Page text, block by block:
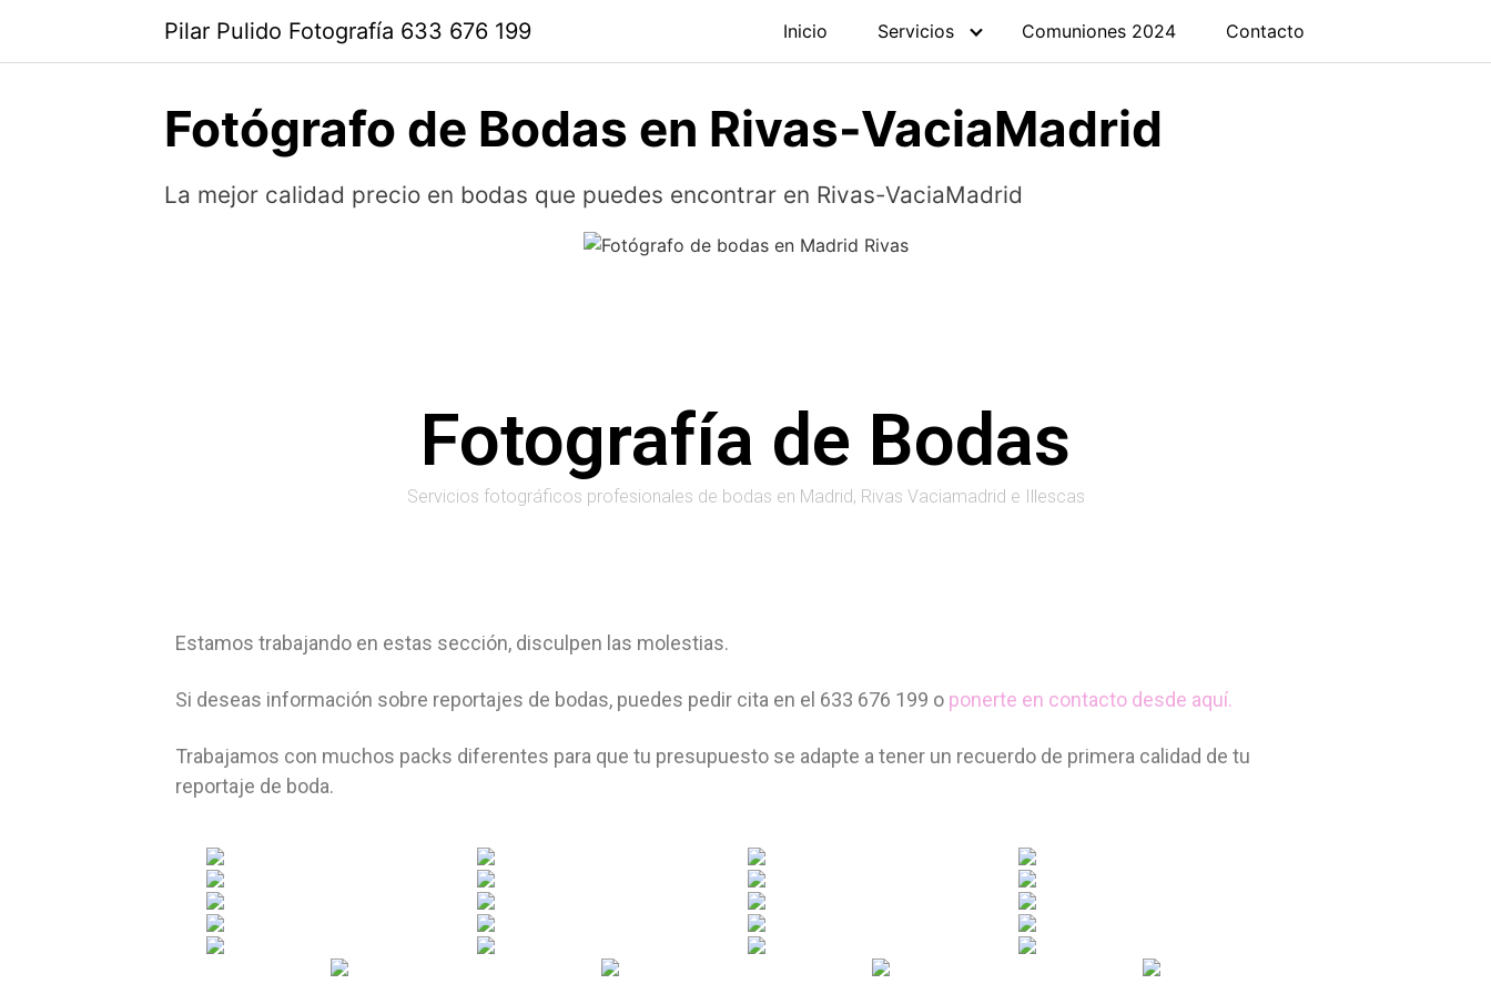
Pilar Pulido Fotografía 633 676 199 Inicio Servicios Comuniones 2024 Contacto
Fotógrafo de Bodas en Rivas-VaciaMadrid
La mejor calidad precio en bodas que puedes encontrar en Rivas-VaciaMadrid
Fotografía de Bodas
Servicios fotográficos profesionales de bodas en Madrid, Rivas Vaciamadrid e Illescas
Estamos trabajando en estas sección, disculpen las molestias.
Si deseas información sobre reportajes de bodas, puedes pedir cita en el 633 676 199 o ponerte en contacto desde aquí.
Trabajamos con muchos packs diferentes para que tu presupuesto se adapte a tener un recuerdo de primera calidad de tu
reportaje de boda.